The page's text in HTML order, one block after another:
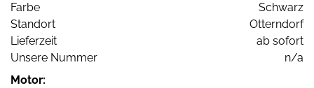
Farbe
Schwarz
Standort
Otterndorf
Lieferzeit
ab sofort
Unsere Nummer
n/a
Motor: